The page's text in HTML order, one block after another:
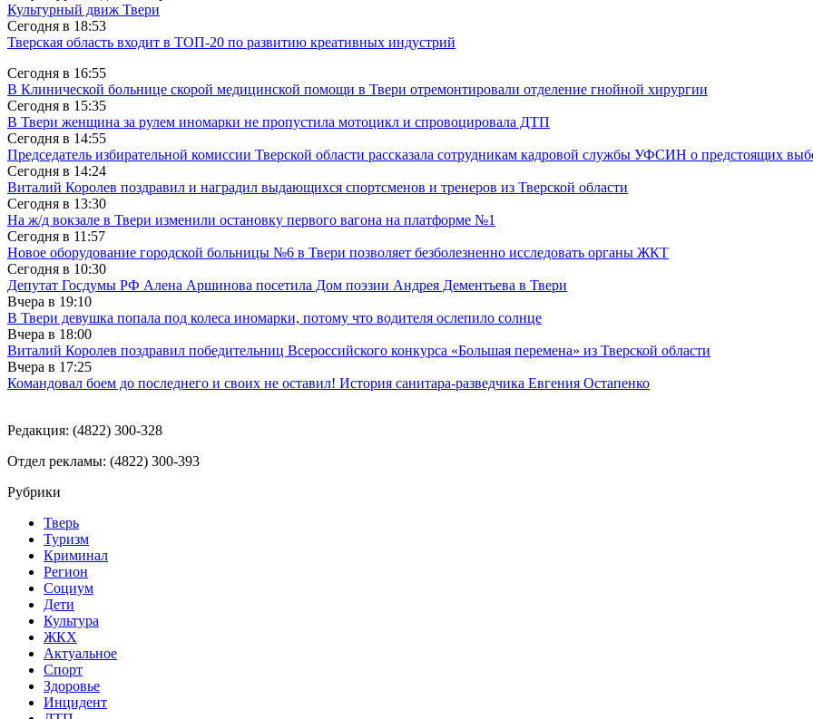
Культурный движ Твери
Сегодня в 18:53
Тверская область входит в ТОП-20 по развитию креативных индустрий
Сегодня в 16:55
В Клинической больнице скорой медицинской помощи в Твери отремонтировали отделение гнойной хирургии
Сегодня в 15:35
В Твери женщина за рулем иномарки не пропустила мотоцикл и спровоцировала ДТП
Сегодня в 14:55
Председатель избирательной комиссии Тверской области рассказала сотрудникам кадровой службы УФСИН о предстоящих
Сегодня в 14:24
Виталий Королев поздравил и наградил выдающихся спортсменов и тренеров из Тверской области
Сегодня в 13:30
На ж/д вокзале в Твери изменили остановку первого вагона на платформе №1
Сегодня в 11:57
Новое оборудование городской больницы №6 в Твери позволяет безболезненно исследовать органы ЖКТ
Сегодня в 10:30
Депутат Госдумы РФ Алена Аршинова посетила Дом поэзии Андрея Дементьева в Твери
Вчера в 19:10
В Твери девушка попала под колеса иномарки, потому что водителя ослепило солнце
Вчера в 18:00
Виталий Королев поздравил победительниц Всероссийского конкурса «Большая перемена» из Тверской области
Вчера в 17:25
Командовал боем до последнего и своих не оставил! История санитара-разведчика Евгения Остапенко
Редакция: (4822) 300-328
Отдел рекламы: (4822) 300-393
Рубрики
Тверь
Туризм
Криминал
Регион
Социум
Дети
Культура
ЖКХ
Актуальное
Спорт
Здоровье
Инцидент